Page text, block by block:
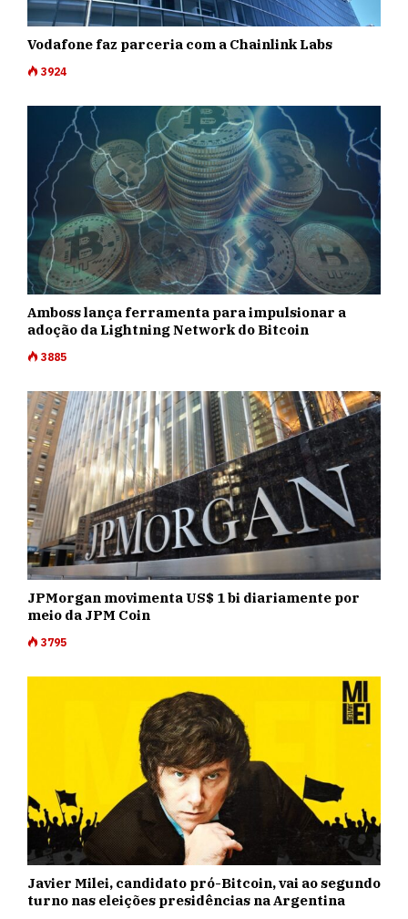
Vodafone faz parceria com a Chainlink Labs
3924
Amboss lança ferramenta para impulsionar a
adoção da Lightning Network do Bitcoin
3885
JPMorgan movimenta US$ 1 bi diariamente por
meio da JPM Coin
3795
Javier Milei, candidato pró-Bitcoin, vai ao segundo
turno nas eleições presidências na Argentina